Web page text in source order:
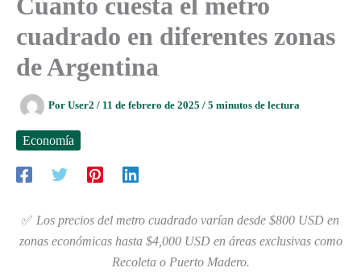
cuadrado en diferentes zonas
de Argentina
Por User2 / 11 de febrero de 2025 / 5 minutos de lectura
Economía
✅ Los precios del metro cuadrado varían desde $800 USD en
zonas económicas hasta $4,000 USD en áreas exclusivas como
Recoleta o Puerto Madero.